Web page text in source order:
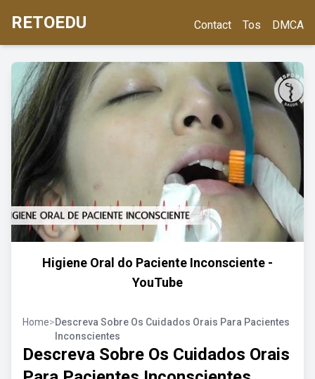
RETOEDU Contact Tos DMCA
Higiene Oral do Paciente Inconsciente -
YouTube
Home>Descreva Sobre Os Cuidados Orais Para Pacientes
Inconscientes
Descreva Sobre Os Cuidados Orais